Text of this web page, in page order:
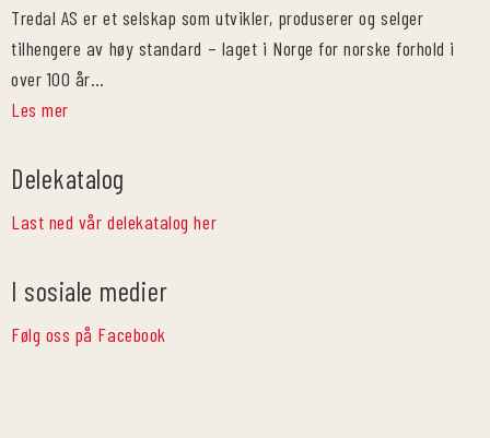
Tredal AS er et selskap som utvikler, produserer og selger
tilhengere av høy standard – laget i Norge for norske forhold i
over 100 år…
Les mer
Delekatalog
Last ned vår delekatalog her
I sosiale medier
Følg oss på Facebook